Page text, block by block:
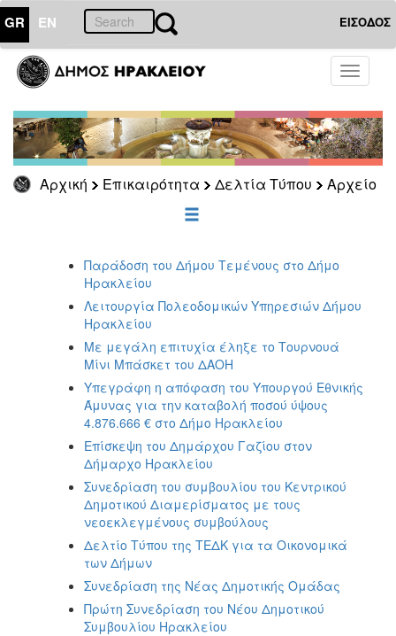
GR EN ΕΙΣΟΔΟΣ
Toggle
Αρχική Επικαιρότητα Δελτία Τύπου Αρχείο
ΕΠΙΚΑΙΡΟΤΗΤΑ
Τύπου
Αρχείο
2026
2025
2022
2021
2020
2019
2018
2017
2015
2013
2012
2011
2010
2006
Παράδοση του Δήμου Τεμένους στο Δήμο
Ηρακλείου
Λειτουργία Πολεοδομικών Υπηρεσιών Δήμου
Ηρακλείου
Με μεγάλη επιτυχία έληξε το Τουρνουά
Μίνι Μπάσκετ του ΔΑΟΗ
Υπεγράφη η απόφαση του Υπουργού Εθνικής
Άμυνας για την καταβολή ποσού ύψους
4.876.666 € στο Δήμο Ηρακλείου
Επίσκεψη του Δημάρχου Γαζίου στον
Δήμαρχο Ηρακλείου
Συνεδρίαση του συμβουλίου του Κεντρικού
Δημοτικού Διαμερίσματος με τους
νεοεκλεγμένους συμβούλους
Δελτίο Τύπου της ΤΕΔΚ για τα Οικονομικά
των Δήμων
Συνεδρίαση της Νέας Δημοτικής Ομάδας
Πρώτη Συνεδρίαση του Νέου Δημοτικού
Συμβουλίου Ηρακλείου